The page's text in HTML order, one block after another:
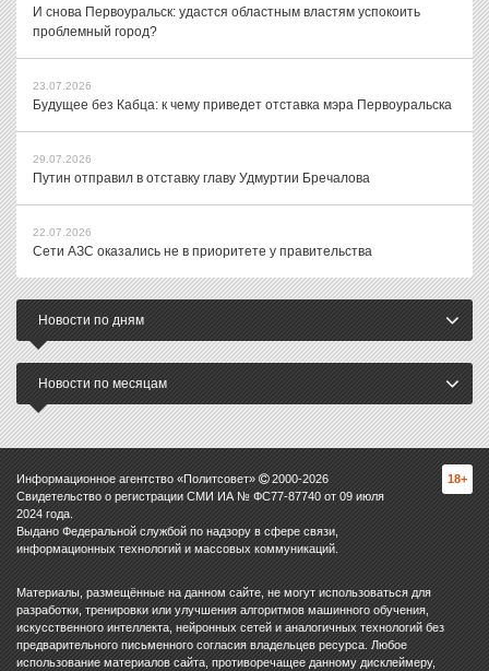
И снова Первоуральск: удастся областным властям успокоить
проблемный город?
23.07.2026
Будущее без Кабца: к чему приведет отставка мэра Первоуральска
29.07.2026
Путин отправил в отставку главу Удмуртии Бречалова
22.07.2026
Сети АЗС оказались не в приоритете у правительства
Новости по дням
Новости по месяцам
Информационное агентство «Политсовет» 2000-2026
Свидетельство о регистрации СМИ ИА № ФС77-87740 от 09 июля
2024 года.
Выдано Федеральной службой по надзору в сфере связи,
информационных технологий и массовых коммуникаций.
18+
Материалы, размещённые на данном сайте, не могут использоваться для
разработки, тренировки или улучшения алгоритмов машинного обучения,
искусственного интеллекта, нейронных сетей и аналогичных технологий без
предварительного письменного согласия владельцев ресурса. Любое
использование материалов сайта, противоречащее данному дисклеймеру,